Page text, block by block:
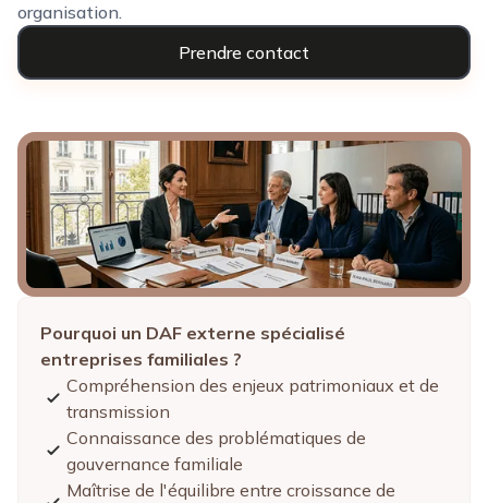
organisation.
Prendre contact
Pourquoi un DAF externe spécialisé
entreprises familiales ?
Compréhension des enjeux patrimoniaux et de
transmission
Connaissance des problématiques de
gouvernance familiale
Maîtrise de l'équilibre entre croissance de